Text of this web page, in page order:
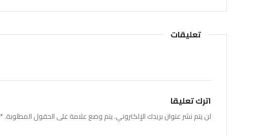
تعليقات
اترك تعليقا
لن يتم نشر عنوان بريدك الإلكتروني. يتم وضع علامة على الحقول المطلوبة.*